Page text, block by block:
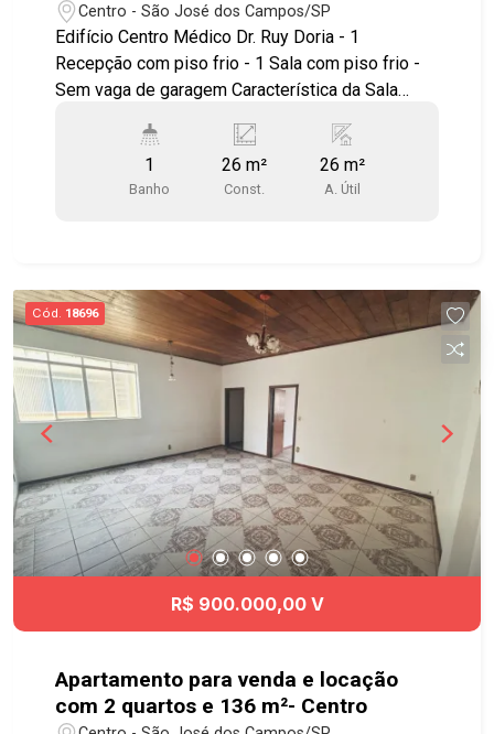
Centro - São José dos Campos/SP
Edifício Centro Médico Dr. Ruy Doria - 1
Recepção com piso frio - 1 Sala com piso frio -
Sem vaga de garagem Característica da Sala
Hall amplo de espera para atendimento de
fácil para Anel Viário toda as regiões da cidade .
Agende já sua visita!! #imobiliaria
#greaçãoimóveis #salavenda #salavendaSJC
#CentroSJC
1
Banho
26 m²
Const.
26 m²
A. Útil
Cód. 18696
R$ 900.000,00 V
Apartamento para venda e locação
com 2 quartos e 136 m²- Centro